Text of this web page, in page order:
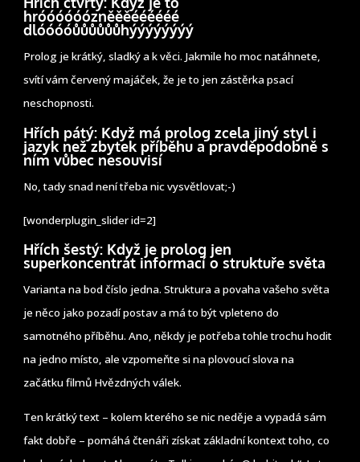
hróóóóóózněěěéééééé
dlóóóóůůůůůůhýýýýýýýý
Prolog je krátký, sladký a k věci. Jakmile ho moc natáhnete,
svítí vám červený majáček, že je to jen zástěrka psací
neschopnosti.
Hřích pátý: Když má prolog zcela jiný styl i
jazyk než zbytek příběhu a pravděpodobně s
ním vůbec nesouvisí
No, tady snad není třeba nic vysvětlovat;-)
[wonderplugin_slider id=2]
Hřích šestý: Když je prolog jen
superkoncentrát informací o struktuře světa
Varianta na bod číslo jedna. Struktura a povaha vašeho světa
je něco jako pozadí postav a má to být vpleteno do
samotného příběhu. Ano, někdy je potřeba tohle trochu hodit
na jedno místo, ale vzpomeňte si na plovoucí slova na
začátku filmů Hvězdných válek.
Ten krátký text – kolem kterého se nic neděje a vypadá sám
fakt dobře – pomáhá čtenáři získat základní kontext toho, co